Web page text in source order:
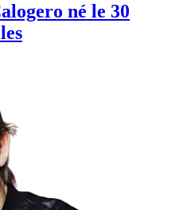
né le 30